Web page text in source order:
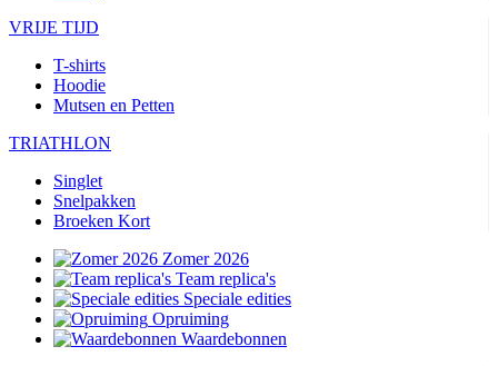
VRIJE TIJD
T-shirts
Hoodie
Mutsen en Petten
TRIATHLON
Singlet
Snelpakken
Broeken Kort
Zomer 2026
Team replica's
Speciale edities
Opruiming
Waardebonnen